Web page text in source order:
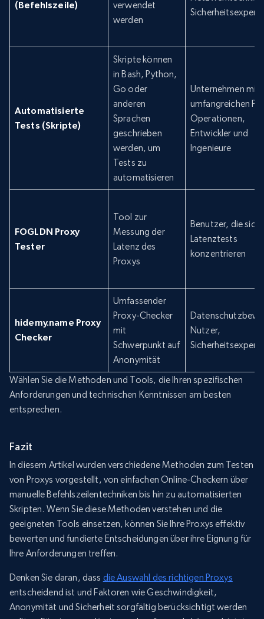
(Befehlszeile)
verwendet
werden
Automatisierte
Tests (Skripte)
Skripte können
in Bash, Python,
Go oder
anderen
Sprachen
geschrieben
werden, um
Tests zu
automatisieren
Unternehmen mit
umfangreichen
Operationen,
Entwickler und
Ingenieure
FOGLDN Proxy
Tester
Tool zur
Messung der
Latenz des
Proxys
Benutzer, die sich
Latenztests
konzentrieren
hidemy.name Proxy
Checker
Umfassender
Proxy-Checker
mit
Schwerpunkt auf
Anonymität
Nutzer,
Wählen Sie die Methoden und Tools, die Ihren spezifischen
Anforderungen und technischen Kenntnissen am besten
entsprechen.
Fazit
In diesem Artikel wurden verschiedene Methoden zum Testen
von Proxys vorgestellt, von einfachen Online-Checkern über
manuelle Befehlszeilentechniken bis hin zu automatisierten
Skripten. Wenn Sie diese Methoden verstehen und die
geeigneten Tools einsetzen, können Sie Ihre Proxys effektiv
bewerten und fundierte Entscheidungen über ihre Eignung für
Ihre Anforderungen treffen.
Denken Sie daran, dass die Auswahl des richtigen Proxys
entscheidend ist und Faktoren wie Geschwindigkeit,
Anonymität und Sicherheit sorgfältig berücksichtigt werden